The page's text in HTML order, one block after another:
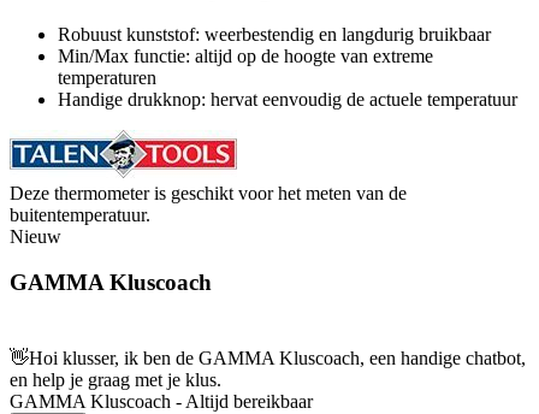
Robuust kunststof: weerbestendig en langdurig bruikbaar
Min/Max functie: altijd op de hoogte van extreme
temperaturen
Handige drukknop: hervat eenvoudig de actuele temperatuur
Deze thermometer is geschikt voor het meten van de
buitentemperatuur.
Nieuw
GAMMA Kluscoach
👋Hoi klusser, ik ben de GAMMA Kluscoach, een handige chatbot,
en help je graag met je klus.
GAMMA Kluscoach - Altijd bereikbaar